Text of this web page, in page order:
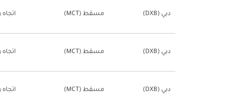
دبي (DXB) مسقط (MCT) اتجاه
دبي (DXB) مسقط (MCT) اتجاه
دبي (DXB) مسقط (MCT) اتجاه